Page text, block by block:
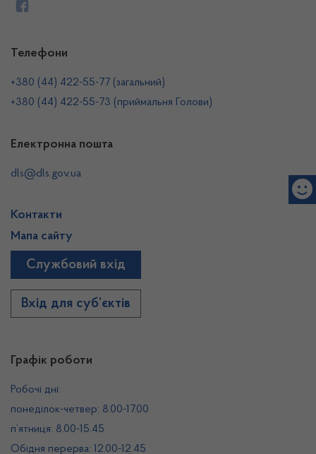
Графік роботи
Робочі дні:
понеділок-четвер: 8.00-17.00
п’ятниця: 8.00-15.45
Обідня перерва: 12.00-12.45
Телефони
+380 (44) 422-55-77 (загальний)
+380 (44) 422-55-73 (приймальня Голови)
Електронна пошта
dls@dls.gov.ua
Контакти
Мапа сайту
Службовий вхід
Вхід для суб’єктів